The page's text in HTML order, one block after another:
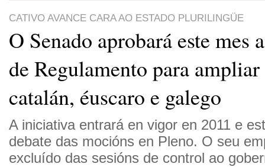
CATIVO AVANCE CARA AO ESTADO PLURILINGÜE
O Senado aprobará este mes
de Regulamento para
catalán, éuscaro e galego
A iniciativa entrará en vigor en 2011 e
debate das mocións en Pleno. O seu
excluído das sesións de control ao